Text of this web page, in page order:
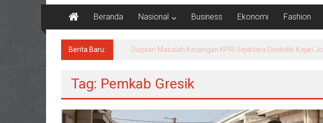
Beranda Nasional Business Ekonomi Fashion
Berita Baru: Program Kampung Nelayan Merah Putih Masuk Lamongan,
Tag: Pemkab Gresik